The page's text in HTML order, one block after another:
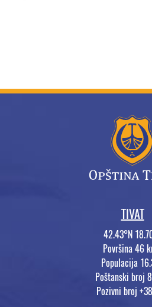
TIVAT
42.43°N
Površina 46
Populacija
Poštanski broj
Pozivni broj